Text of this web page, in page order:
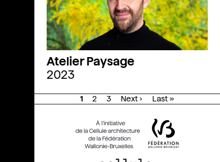
Atelier Paysage
2023
1 2 3 Next › Last »